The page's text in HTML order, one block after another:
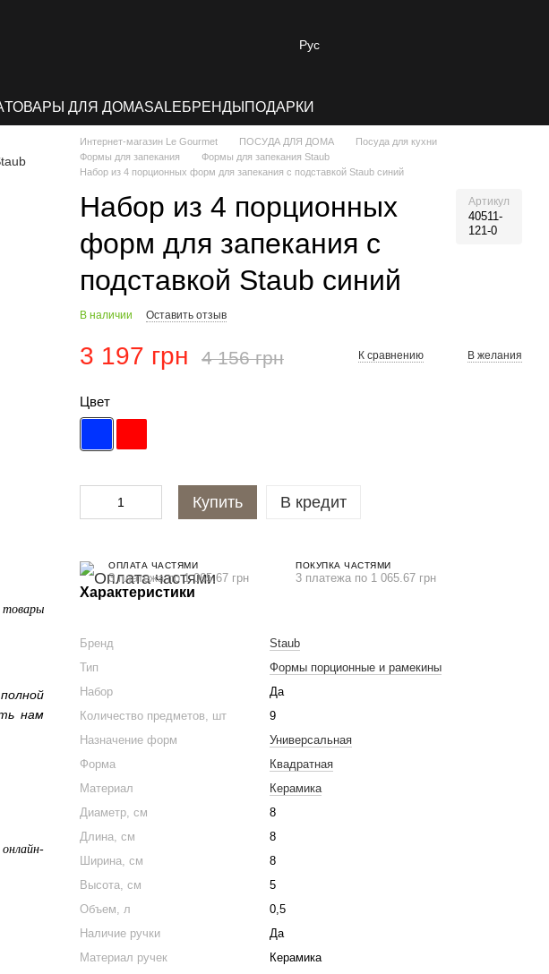
Рус
ТОВАРЫ ДЛЯ ДОМАSALEБРЕНДЫ ПОДАРКИ
товары
нам
Интернет-магазин Le Gourmet ПОСУДА ДЛЯ ДОМА
Посуда для кухни
Формы для запекания
Формы для запекания Staub
Набор из 4 порционных форм для запекания с подставкой Staub синий
Набор из 4 порционных
форм для запекания с
подставкой Staub синий
Артикул
40511-
121-0
В наличии Оставить отзыв
3 197 грн 4 156 грн К сравнению В желания
Цвет
Купить В кредит
ОПЛАТА ЧАСТЯМИ
3 платежа по 1 065.67 грн
ПОКУПКА ЧАСТЯМИ
3 платежа по 1 065.67 грн
Характеристики
Бренд
Staub
Тип
Формы порционные и рамекины
Набор
Да
Количество предметов, шт
9
Назначение форм
Универсальная
Форма
Квадратная
Материал
Керамика
Диаметр, см
8
Длина, см
8
Ширина, см
8
Высота, см
5
Объем, л
0,5
Наличие ручки
Да
Материал ручек
Керамика